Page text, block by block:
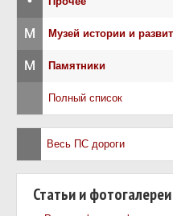
М Музей истории и
М Памятники
Полный список
Весь ПС дороги
Статьи и фотогалереи